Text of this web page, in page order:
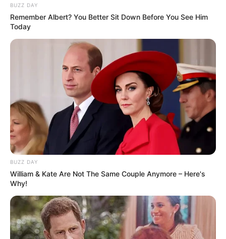
BUZZ DAY
Remember Albert? You Better Sit Down Before You See Him
Today
BUZZ DAY
William & Kate Are Not The Same Couple Anymore – Here's
Why!